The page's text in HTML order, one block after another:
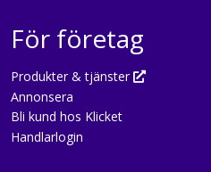
För företag
Produkter & tjänster
Annonsera
Bli kund hos Klicket
Handlarlogin